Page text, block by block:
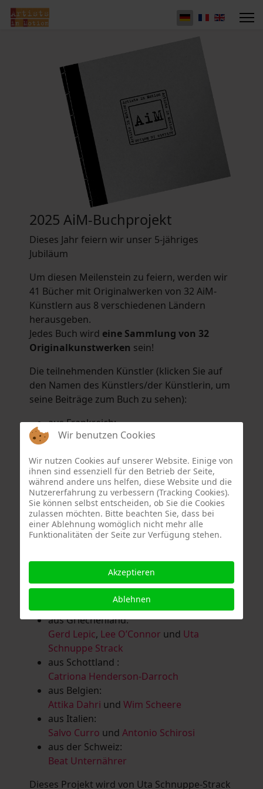
2025 AiM-Buchprojekt
Dieses Jahr feiern wir unser 5-jähriges
Jubiläum
Um diesen Meilenstein zu feiern, werden wir
41 Bücher mit Originalwerken von 32 AiM-
Künstlern aus 8 verschiedenen Ländern
herausgeben.
Jedes Buch wird eine Sammlung von 32
Originalkunstwerken sein!
Die teilnehmenden Künstler (klicken Sie auf
den Namen des Künstlers/der Künstlerin, um
seine Beiträge zum Buch zu sehen):
aus Frankreich:
Hélène Argo,Didier Bonnot
Eric Schaftlein.
aus den Niederlanden:
Dorrety Brookhuis,Natalia Dik,Elise
EekhoutundHenny Schaapman
aus Deutschland:
Salomé Herbst,Andrea Jungnitsch,
Lanzl,Heidrun MalComes,Christa Mayer-
Guntram Prochaska
Schaub,Vera Schaub,Birgit Schweimler &
Serge DevadderundRolf Thärichen
aus Griechenland:
Gerd Lepic, Lee O’Connor und Uta
Schnuppe Strack
aus Schottland :
Catriona Henderson-Darroch
aus Belgien:
Attika Dahri und Wim Scheere
aus Italien:
Salvo Curro und Antonio Schirosi
aus der Schweiz:
Beat Unternährer
Dieses Projekt wird von Uta Schnuppe-Strack
Wir benutzen Cookies
Wir nutzen Cookies auf unserer Website. Einige von
ihnen sind essenziell für den Betrieb der Seite,
während andere uns helfen, diese Website und die
Nutzererfahrung zu verbessern (Tracking Cookies).
Sie können selbst entscheiden, ob Sie die Cookies
zulassen möchten. Bitte beachten Sie, dass bei
einer Ablehnung womöglich nicht mehr alle
Funktionalitäten der Seite zur Verfügung stehen.
Akzeptieren
Ablehnen